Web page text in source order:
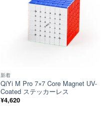
新着
QiYi M Pro 7×7 Core Magnet UV-
Coated ステッカーレス
¥4,620